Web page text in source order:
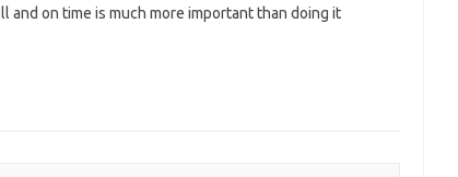
on time is much more important than doing it